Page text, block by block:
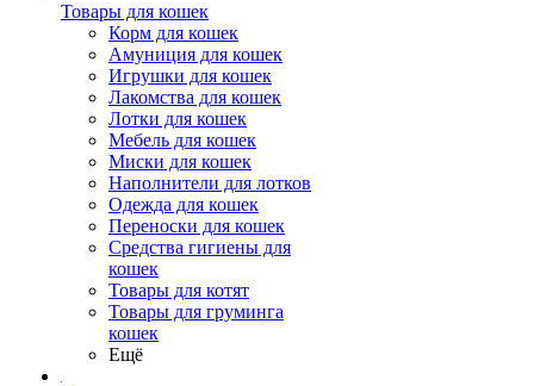
Товары для кошек
Корм для кошек
Амуниция для кошек
Игрушки для кошек
Лакомства для кошек
Лотки для кошек
Мебель для кошек
Миски для кошек
Наполнители для лотков
Одежда для кошек
Переноски для кошек
Средства гигиены для
кошек
Товары для котят
Товары для груминга
кошек
Ещё